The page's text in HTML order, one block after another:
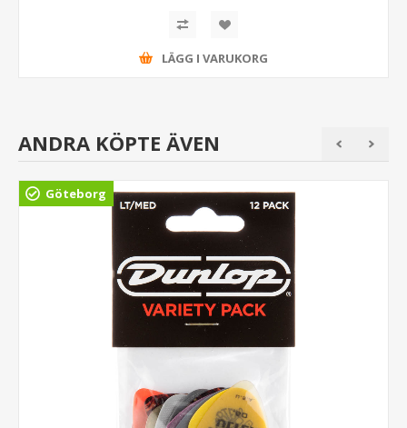
LÄGG I VARUKORG
ANDRA KÖPTE ÄVEN
Göteborg